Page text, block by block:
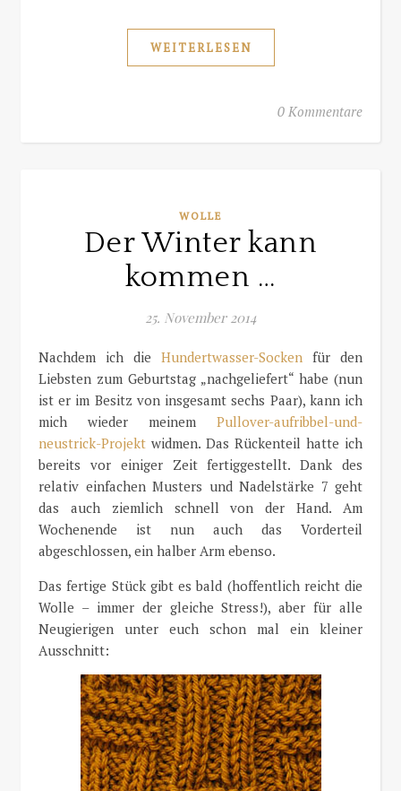
WEITERLESEN
0 Kommentare
WOLLE
Der Winter kann
kommen …
25. November 2014
Nachdem ich die Hundertwasser-Socken für den
Liebsten zum Geburtstag „nachgeliefert“ habe (nun
ist er im Besitz von insgesamt sechs Paar), kann ich
mich wieder meinem Pullover-aufribbel-und-
neustrick-Projekt widmen. Das Rückenteil hatte ich
bereits vor einiger Zeit fertiggestellt. Dank des
relativ einfachen Musters und Nadelstärke 7 geht
das auch ziemlich schnell von der Hand. Am
Wochenende ist nun auch das Vorderteil
abgeschlossen, ein halber Arm ebenso.
Das fertige Stück gibt es bald (hoffentlich reicht die
Wolle – immer der gleiche Stress!), aber für alle
Neugierigen unter euch schon mal ein kleiner
Ausschnitt: